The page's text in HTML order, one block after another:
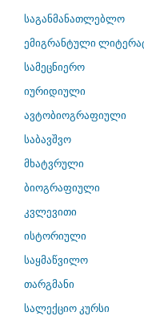
საგანმანათლებლო
ემიგრანტული
სამეცნიერო
იურიდიული
ავტობიოგრაფიული
საბავშვო
მხატვრული
ბიოგრაფიული
კვლევითი
ისტორიული
საყმაწვილო
თარგმანი
სალექციო კურსი